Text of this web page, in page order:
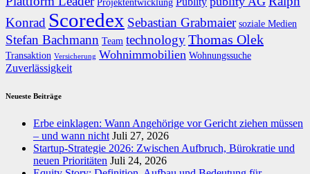
Konrad Scoredex Sebastian Grabmaier soziale Medien
Stefan Bachmann Team technologyThomas Olek
Transaktion Versicherung Wohnimmobilien Wohnungssuche
Zuverlässigkeit
Neueste Beiträge
Erbe einklagen: Wann Angehörige vor Gericht ziehen müssen
– und wann nicht Juli 27, 2026
Startup-Strategie 2026: Zwischen Aufbruch, Bürokratie und
neuen Prioritäten Juli 24, 2026